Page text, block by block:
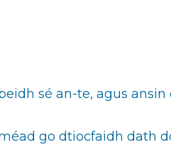
sé an-te, agus
go dtiocfaidh dath